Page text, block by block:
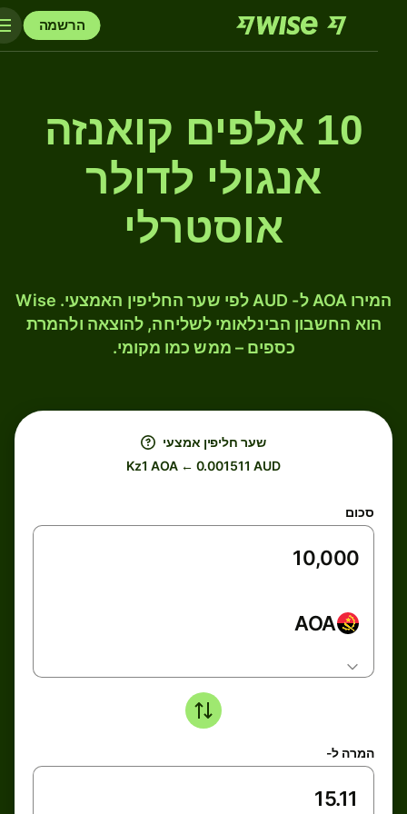
הרשמה
10 אלפים קואנזה
אנגולי לדולר
אוסטרלי
המירו AOA ל- AUD לפי שער החליפין האמצעי. Wise
הוא החשבון הבינלאומי לשליחה, להוצאה ולהמרת
כספים – ממש כמו מקומי.
שער חליפין אמצעי
Kz1 AOA ← 0.001511 AUD
סכום
AOA
המרה ל-